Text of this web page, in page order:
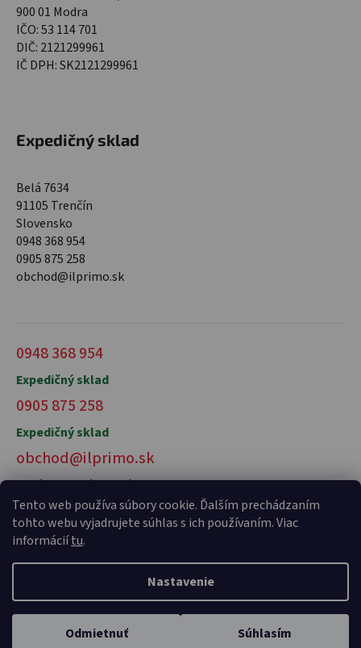
Tento web používa súbory cookie. Ďalším prechádzaním
tohto webu vyjadrujete súhlas s ich používaním. Viac
informáciítu.
Nastavenie
Odmietnuť Súhlasím
900 01 Modra
IČO: 53 114 701
DIČ: 2121299961
IČ DPH: SK2121299961
Expedičný sklad
Belá 7634
91105 Trenčín
Slovensko
0948 368 954
0905 875 258
obchod@ilprimo.sk
0948 368 954
Expedičný sklad
0905 875 258
Expedičný sklad
obchod@ilprimo.sk
V prípade otázok nás kontaktujte
Vytvoril Shoptet Premium a
Adatelier
Copyright 2026il primo talianske potraviny. Všetky práva